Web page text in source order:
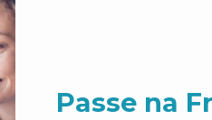
Passe na